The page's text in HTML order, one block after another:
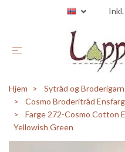
Inkl.
Hjem
Sytråd og Broderigarn
Cosmo Broderitråd
Farge 272-Cosmo Cotton
Yellowish Green